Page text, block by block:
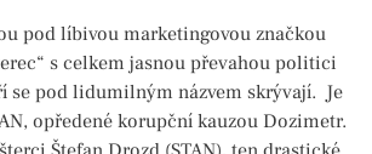
pod líbivou marketingovou značkou
s celkem jasnou převahou politici
se pod lidumilným názvem skrývají. Je
opředené korupční kauzou Dozimetr.